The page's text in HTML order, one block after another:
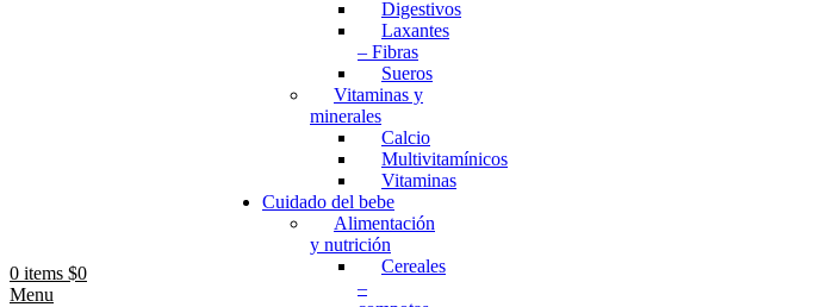
Digestivos
Laxantes
– Fibras
Sueros
Vitaminas y
minerales
Calcio
Multivitamínicos
Vitaminas
Cuidado del bebe
Alimentación
y nutrición
Cereales
–
0 items $0
Menu